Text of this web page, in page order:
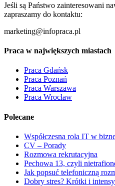
Jeśli są Państwo zainteresowani
zapraszamy do kontaktu:
marketing@infopraca.pl
Praca w największych miastach
Praca Gdańsk
Praca Poznań
Praca Warszawa
Praca Wrocław
Polecane
Współczesna rola IT w
CV – Porady
Rozmowa rekrutacyjna
Pechowa 13, czyli
Jak popsuć telefoniczną
Dobry stres? Krótki i